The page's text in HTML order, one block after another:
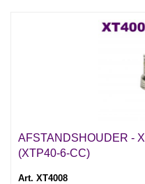
AFSTANDSHOUDER -
(XTP40-6-CC)
Art. XT4008